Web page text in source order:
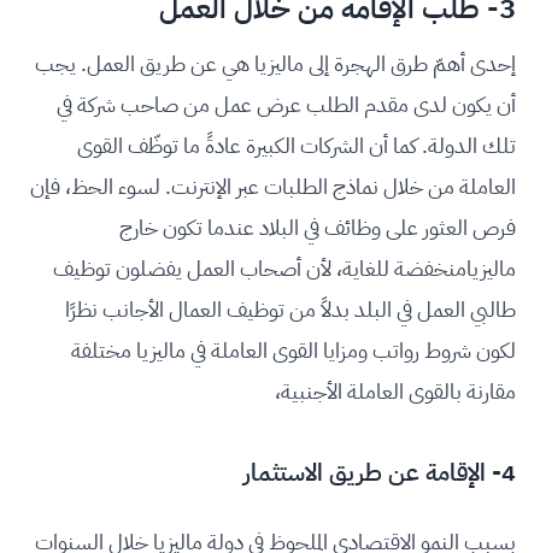
إحدى أهمّ طرق الهجرة إلى ماليزيا هي عن طريق العمل. يجب
أن يكون لدى مقدم الطلب عرض عمل من صاحب شركة في
تلك الدولة. كما أن الشركات الكبيرة عادةً ما توظّف القوى
العاملة من خلال نماذج الطلبات عبر الإنترنت. لسوء الحظ، فإن
فرص العثور على وظائف في البلاد عندما تكون خارج
ماليزيامنخفضة للغاية، لأن أصحاب العمل يفضلون توظيف
طالبي العمل في البلد بدلاً من توظيف العمال الأجانب نظرًا
لكون شروط رواتب ومزايا القوى العاملة في ماليزيا مختلفة
مقارنة بالقوى العاملة الأجنبية،
4- الإقامة عن طريق الاستثمار
بسبب النمو الاقتصادي الملحوظ في دولة ماليزيا خلال السنوات